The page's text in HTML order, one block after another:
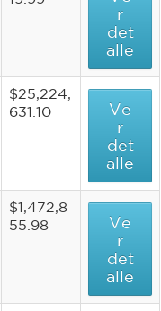
r
det
alle
$25,224,
631.10
Ve
r
det
alle
$1,472,8
55.98
Ve
r
det
alle